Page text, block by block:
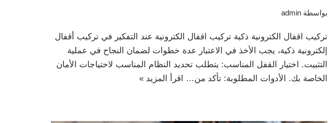
بواسطة admin
تركيب اقفال الكترونية ذكية تركيب اقفال الكترونية عند التفكير في تركيب أقفال
إلكترونية ذكية، يجب الأخذ في الاعتبار عدة خطوات لضمان النجاح في عملية
التثبيت. اختيار القفل المناسب: يتطلب تحديد النظام المناسب لاحتياجات الأمان
الخاصة بك. الأدوات المطلوبة: تأكد من…
اقرأ المزيد »